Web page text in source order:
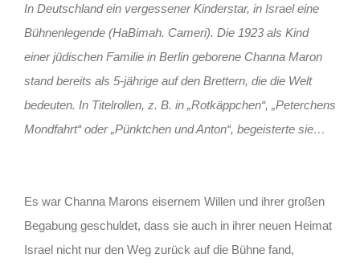
In Deutschland ein vergessener Kinderstar, in Israel eine
Bühnenlegende (HaBimah. Cameri). Die 1923 als Kind
einer jüdischen Familie in Berlin geborene Channa Maron
stand bereits als 5-jährige auf den Brettern, die die Welt
bedeuten. In Titelrollen, z. B. in „Rotkäppchen“, „Peterchens
Mondfahrt“ oder „Pünktchen und Anton“, begeisterte sie…
Es war Channa Marons eisernem Willen und ihrer großen
Begabung geschuldet, dass sie auch in ihrer neuen Heimat
Israel nicht nur den Weg zurück auf die Bühne fand,